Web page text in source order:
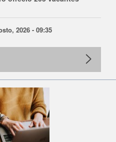
2026 - 09:35